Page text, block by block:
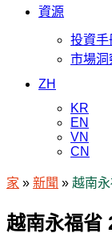
資源
投資手
市場洞
ZH
KR
EN
VN
CN
家 » 新聞 » 越南
越南永福省